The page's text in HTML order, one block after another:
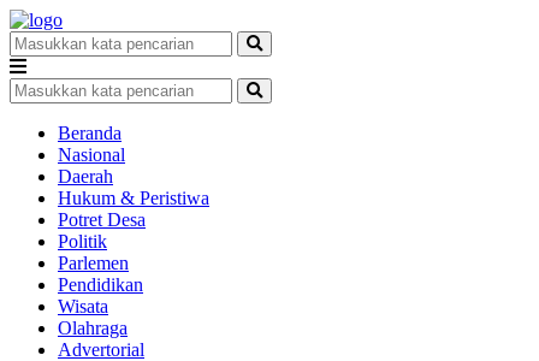
Beranda
Nasional
Daerah
Hukum & Peristiwa
Potret Desa
Politik
Parlemen
Pendidikan
Wisata
Olahraga
Advertorial